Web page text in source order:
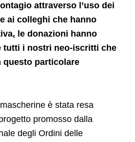
attraverso l’uso dei
ai colleghi che hanno
le donazioni hanno
tutti i nostri neo-iscritti che
questo particolare
è stata resa
promosso dalla
degli Ordini delle